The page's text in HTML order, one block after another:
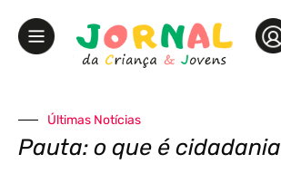
Últimas Notícias
Pauta: o que é cidadania